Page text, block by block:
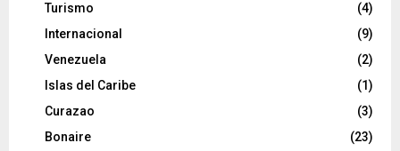
Turismo
(4)
Internacional
(9)
Venezuela
(2)
Islas del Caribe
(1)
Curazao
(3)
Bonaire
(23)